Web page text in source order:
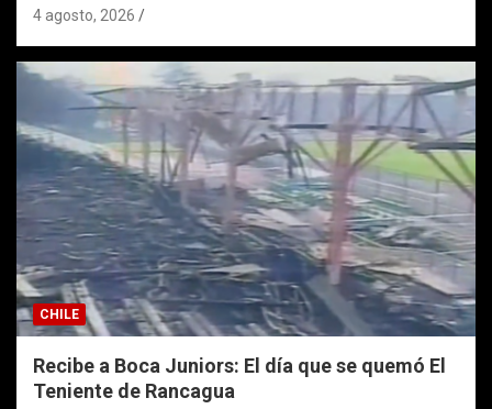
4 agosto, 2026
CHILE
Recibe a Boca Juniors: El día que se quemó El
Teniente de Rancagua